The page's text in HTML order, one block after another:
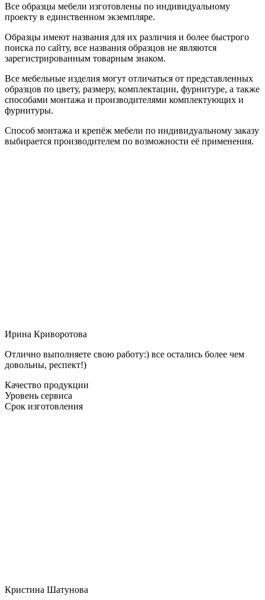
Все образцы мебели изготовлены по индивидуальному
проекту в единственном экземпляре.
Образцы имеют названия для их различия и более быстрого
поиска по сайту, все названия образцов не являются
зарегистрированным товарным знаком.
Все мебельные изделия могут отличаться от представленных
образцов по цвету, размеру, комплектации, фурнитуре, а также
способами монтажа и производителями комплектующих и
фурнитуры.
Способ монтажа и крепёж мебели по индивидуальному заказу
выбирается производителем по возможности её применения.
Ирина Криворотова
Отлично выполняете свою работу:) все остались более чем
довольны, респект!)
Качество продукции
Уровень сервиса
Срок изготовления
Кристина Шатунова